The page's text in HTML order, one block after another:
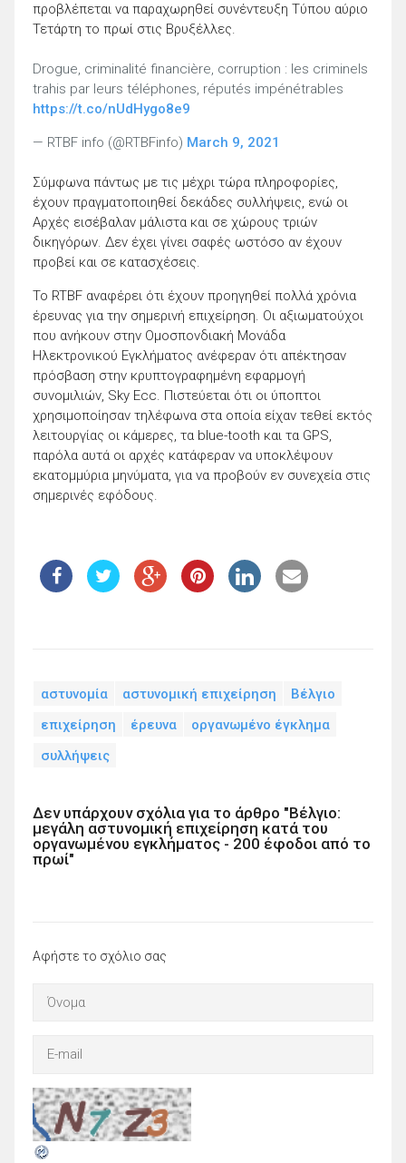
προβλέπεται να παραχωρηθεί συνέντευξη Τύπου αύριο
Τετάρτη το πρωί στις Βρυξέλλες.
Drogue, criminalité financière, corruption : les criminels
trahis par leurs téléphones, réputés impénétrables
https://t.co/nUdHygo8e9
— RTBF info (@RTBFinfo) March 9, 2021
Σύμφωνα πάντως με τις μέχρι τώρα πληροφορίες,
έχουν πραγματοποιηθεί δεκάδες συλλήψεις, ενώ οι
Αρχές εισέβαλαν μάλιστα και σε χώρους τριών
δικηγόρων. Δεν έχει γίνει σαφές ωστόσο αν έχουν
προβεί και σε κατασχέσεις.
Το RTBF αναφέρει ότι έχουν προηγηθεί πολλά χρόνια
έρευνας για την σημερινή επιχείρηση. Οι αξιωματούχοι
που ανήκουν στην Ομοσπονδιακή Μονάδα
Ηλεκτρονικού Εγκλήματος ανέφεραν ότι απέκτησαν
πρόσβαση στην κρυπτογραφημένη εφαρμογή
συνομιλιών, Sky Ecc. Πιστεύεται ότι οι ύποπτοι
χρησιμοποίησαν τηλέφωνα στα οποία είχαν τεθεί εκτός
λειτουργίας οι κάμερες, τα blue-tooth και τα GPS,
παρόλα αυτά οι αρχές κατάφεραν να υποκλέψουν
εκατομμύρια μηνύματα, για να προβούν εν συνεχεία στις
σημερινές εφόδους.
αστυνομία αστυνομική επιχείρηση
Βέλγιο
επιχείρηση
έρευνα
οργανωμένο έγκλημα
συλλήψεις
Δεν υπάρχουν σχόλια για το άρθρο "Βέλγιο:
μεγάλη αστυνομική επιχείρηση κατά του
οργανωμένου εγκλήματος - 200 έφοδοι από το
πρωί"
Αφήστε το σχόλιο σας